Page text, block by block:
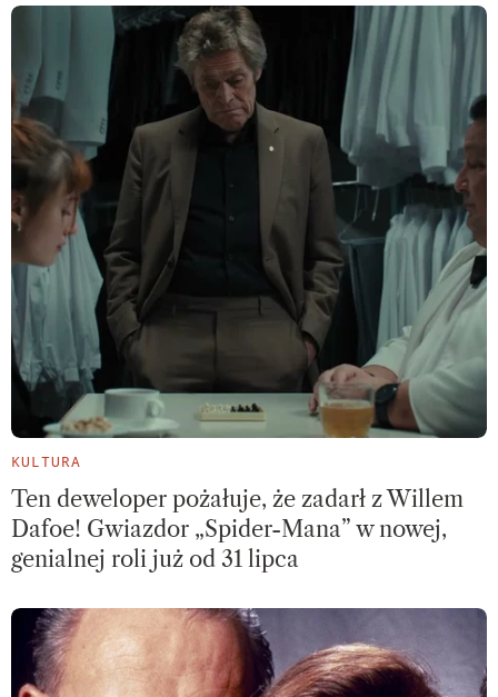
KULTURA
Ten deweloper pożałuje, że zadarł z Willem
Dafoe! Gwiazdor „Spider-Mana” w nowej,
genialnej roli już od 31 lipca